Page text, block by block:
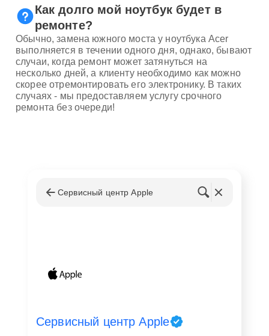
Как долго мой ноутбук будет в
ремонте?
Обычно, замена южного моста у ноутбука Acer
выполняется в течении одного дня, однако, бывают
случаи, когда ремонт может затянуться на
несколько дней, а клиенту необходимо как можно
скорее отремонтировать его электронику. В таких
случаях - мы предоставляем услугу срочного
ремонта без очереди!
Сервисный центр Apple
Сервисный центр Apple